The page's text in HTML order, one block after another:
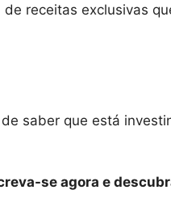
receitas exclusivas
saber que está
se agora e